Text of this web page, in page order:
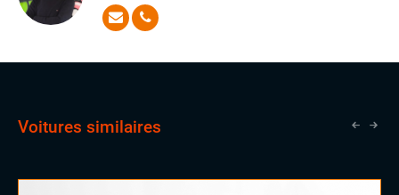
conseiller redoutable. Gautier mettra toutes ses
connaissances à votre service pour que vous soyez
Rétroviseurs électriques
Voitures similaires